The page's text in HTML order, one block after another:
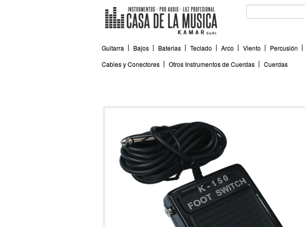
Guitarra Bajos Baterias Teclado Arco Viento Percusión
Cables y Conectores
Otros Instrumentos de Cuerdas Cuerdas